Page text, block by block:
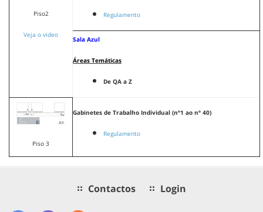
Piso2
Veja o video
Regulamento
Sala Azul
Áreas Temáticas
De QA a Z
Piso 3
Gabinetes de Trabalho Individual (nº1 ao nº 40)
Regulamento
Contactos Login